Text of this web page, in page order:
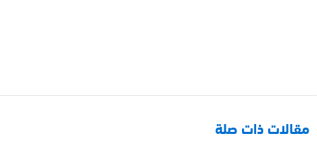
مقالات ذات صلة